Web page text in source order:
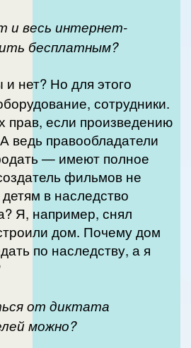
и весь интернет-
бесплатным?
нет? Но для этого
сотрудники.
прав, если произведению
ведь правообладатели
— имеют полное
фильмов не
в наследство
Я, например, снял
дом. Почему дом
по наследству, а я
от диктата
можно?